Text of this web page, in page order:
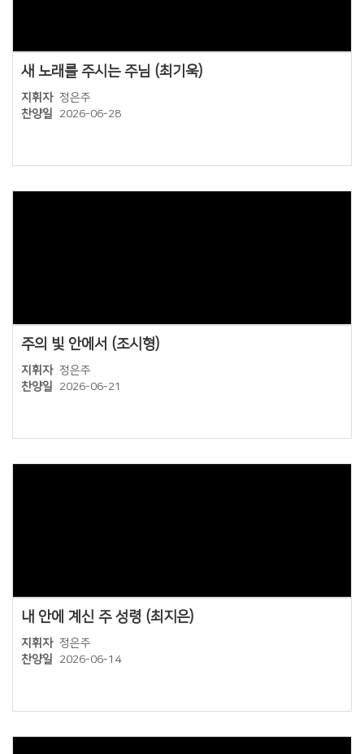
새 노래를 주시는 주님 (최기욱)
지휘자 정은주
찬양일
2026-06-28
주의 빛 안에서 (조시형)
지휘자 정은주
찬양일
2026-06-21
내 안에 계신 주 성령 (최지은)
지휘자 정은주
찬양일
2026-06-14